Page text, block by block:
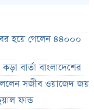
হয়ে গেলেন ৪৪০০০
বার্তা বাংলাদেশের
সজীব ওয়াজেদ জয়
ফান্ড